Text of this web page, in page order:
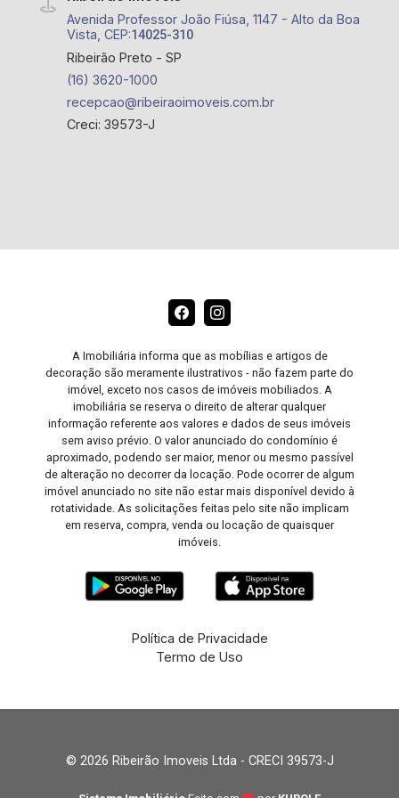
Avenida Professor João Fiúsa, 1147 - Alto da Boa
Vista, CEP:14025-310
Ribeirão Preto - SP
(16) 3620-1000
recepcao@ribeiraoimoveis.com.br
Creci: 39573-J
A Imobiliária informa que as mobílias e artigos de
decoração são meramente ilustrativos - não fazem parte do
imóvel, exceto nos casos de imóveis mobiliados. A
imobiliária se reserva o direito de alterar qualquer
informação referente aos valores e dados de seus imóveis
sem aviso prévio. O valor anunciado do condomínio é
aproximado, podendo ser maior, menor ou mesmo passível
de alteração no decorrer da locação. Pode ocorrer de algum
imóvel anunciado no site não estar mais disponível devido à
rotatividade. As solicitações feitas pelo site não implicam
em reserva, compra, venda ou locação de quaisquer
imóveis.
Política de Privacidade
Termo de Uso
© 2026 Ribeirão Imoveis Ltda - CRECI 39573-J